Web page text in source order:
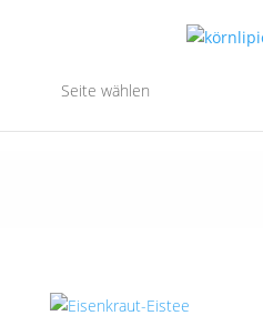
Seite wählen